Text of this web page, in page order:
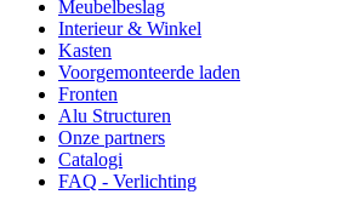
Meubelbeslag
Interieur & Winkel
Kasten
Voorgemonteerde laden
Fronten
Alu Structuren
Onze partners
Catalogi
FAQ - Verlichting